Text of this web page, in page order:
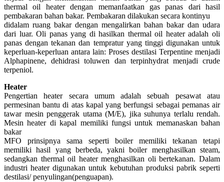
thermal oil heater dengan memanfaatkan gas panas dari hasil
pembakaran bahan bakar. Pembakaran dilakukan secara kontinyu
didalam ruang bakar dengan mengalirkan bahan bakar dan udara
dari luar. Oli panas yang di hasilkan thermal oil heater adalah oli
panas dengan tekanan dan tempratur yang tinggi digunakan untuk
keperluan-keperluan antara lain: Proses destilasi Terpentine menjadi
Alphapinene, dehidrasi toluwen dan terpinhydrat menjadi crude
terpeniol.
Heater
Pengertian heater secara umum adalah sebuah pesawat atau
permesinan bantu di atas kapal yang berfungsi sebagai pemanas air
tawar mesin penggerak utama (M/E), jika suhunya terlalu rendah.
Mesin heater di kapal memiliki fungsi untuk memanaskan bahan
bakar
MFO prinsipnya sama seperti boiler memiliki tekanan tetapi
memiliki hasil yang berbeda, yakni boiler menghasilkan steam,
sedangkan thermal oil heater menghasilkan oli bertekanan. Dalam
industri heater digunakan untuk kebutuhan produksi pabrik seperti
destilasi/ penyulingan(penguapan).